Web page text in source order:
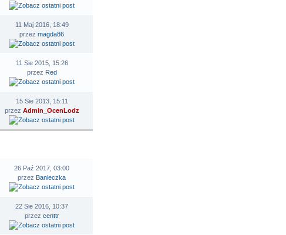
11 Maj 2016, 18:49
przez magda86
11 Sie 2015, 15:26
przez Red
15 Sie 2013, 15:11
przez Admin_OcenLodz
26 Paź 2017, 03:00
przez Banieczka
22 Sie 2016, 10:37
przez centtr